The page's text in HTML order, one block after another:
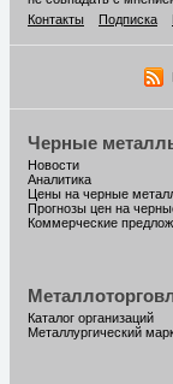
Контакты
Подписка
Черные
Новости
Аналитика
Цены на черные
Прогнозы цен на
Коммерческие
Каталог организаций
Металлургический